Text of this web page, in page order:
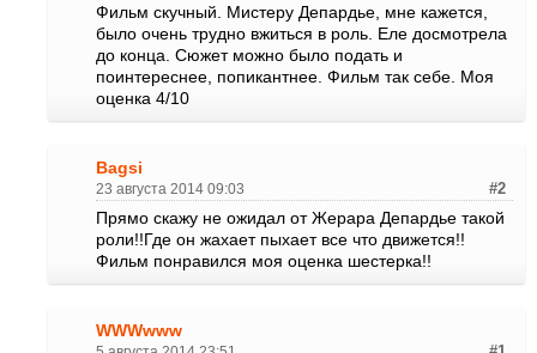
Фильм скучный. Мистеру Депардье, мне кажется,
было очень трудно вжиться в роль. Еле досмотрела
до конца. Сюжет можно было подать и
поинтереснее, попикантнее. Фильм так себе. Моя
оценка 4/10
Bagsi
23 августа 2014 09:03 #2
Прямо скажу не ожидал от Жерара Депардье такой
роли!!Где он жахает пыхает все что движется!!
Фильм понравился моя оценка шестерка!!
WWWwww